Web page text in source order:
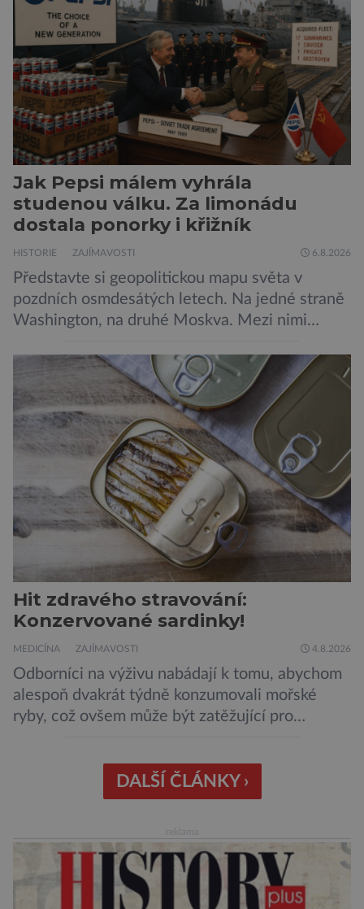
Neplecha byla zahájena. Dopis z Bradavic
možná stále nepřišel, ale […]
Jak Pepsi málem vyhrála
studenou válku. Za limonádu
dostala ponorky i křižník
HISTORIE ZAJÍMAVOSTI 6.8.2026
Představte si geopolitickou mapu světa v
pozdních osmdesátých letech. Na jedné straně
Washington, na druhé Moskva. Mezi nimi
padesátkrát dokola, železná opona a miliony
vojáků v permanentní pohotovosti. A pak je tu
Donald Kendall, generální ředitel společnosti
PepsiCo, který se v květnu roku 1989 stává
admirálem flotily, jež čítá sedmnáct […]
Hit zdravého stravování:
Konzervované sardinky!
MEDICÍNA ZAJÍMAVOSTI 4.8.2026
Odborníci na výživu nabádají k tomu, abychom
alespoň dvakrát týdně konzumovali mořské
ryby, což ovšem může být zatěžující pro
sardinky, které si může dovolit opravdu každý
„Místo toho, aby poskytovaly izolované
potravinou,“ říká nutriční specialista Colin
Robertson a zdůrazňuje […]
DALŠÍ ČLÁNKY ›